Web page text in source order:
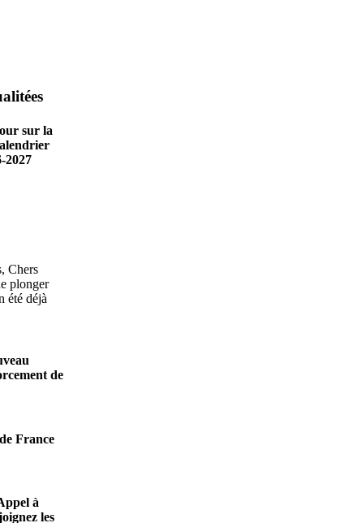
sur la
2027
Chers
plonger
été déjà
de
chers
28 juin
France
pour à
les